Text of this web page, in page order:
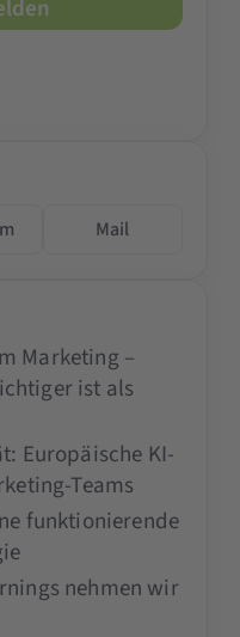
Mail
Marketing –
ist als
Europäische KI-
Teams
funktionierende
nehmen wir